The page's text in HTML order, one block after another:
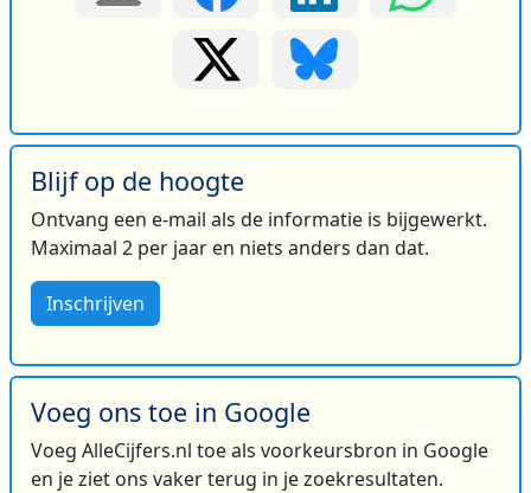
Blijf op de hoogte
Ontvang een e-mail als de informatie is bijgewerkt.
Maximaal 2 per jaar en niets anders dan dat.
Inschrijven
Voeg ons toe in Google
Voeg AlleCijfers.nl toe als voorkeursbron in Google
en je ziet ons vaker terug in je zoekresultaten.